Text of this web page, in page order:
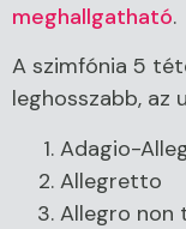
meghallgatható.
A szimfónia 5
leghosszabb, az
Adagio-
Allegretto
Allegro non